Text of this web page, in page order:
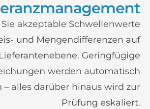
akzeptable Schwellenwerte
und Mengendifferenzen auf
Geringfügige
werden automatisch
– alles darüber hinaus wird zur
Prüfung eskaliert.